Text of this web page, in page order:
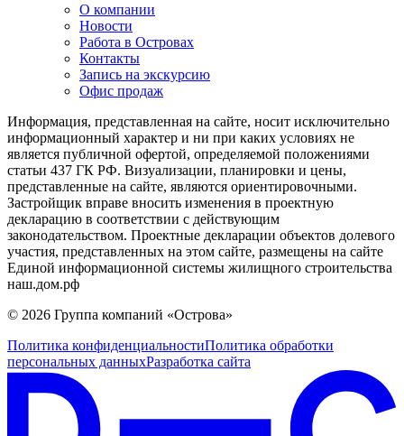
О компании
Новости
Работа в Островах
Контакты
Запись на экскурсию
Офис продаж
Информация, представленная на сайте, носит исключительно
информационный характер и ни при каких условиях не
является публичной офертой, определяемой положениями
статьи 437 ГК РФ. Визуализации, планировки и цены,
представленные на сайте, являются ориентировочными.
Застройщик вправе вносить изменения в проектную
декларацию в соответствии с действующим
законодательством. Проектные декларации объектов долевого
участия, представленных на этом сайте, размещены на сайте
Единой информационной системы жилищного строительства
наш.дом.рф
© 2026 Группа компаний «Острова»
Политика конфиденциальностиПолитика обработки
персональных данныхРазработка сайта